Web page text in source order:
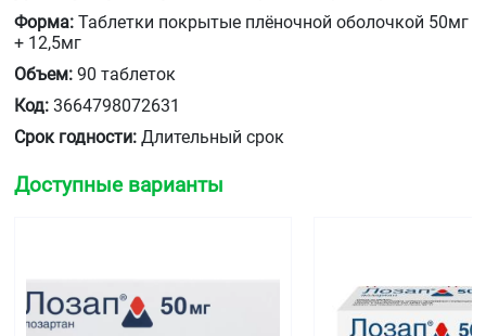
Форма: Таблетки покрытые плёночной оболочкой 50мг
+ 12,5мг
Объем: 90 таблеток
Код: 3664798072631
Срок годности: Длительный срок
Доступные варианты